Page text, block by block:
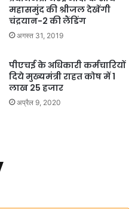
महासमुंद की श्रीजल देखेंगी
चंद्रयान-2 की लैंडिंग
अगस्त 31, 2019
पीएचई के अधिकारी कर्मचारियों
दिये मुख्यमंत्री राहत कोष में 1
लाख 25 हजार
अप्रैल 9, 2020